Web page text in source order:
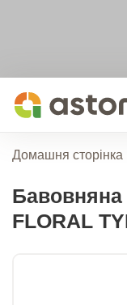
Домашня сторінка
Бавовняна
FLORAL